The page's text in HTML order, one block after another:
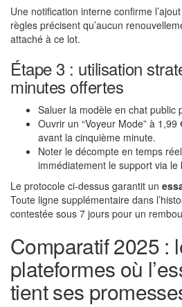
Une notification interne confirme
règles précisent qu’aucun
attaché à ce lot.
Étape 3 : utilisation
minutes offertes
Saluer la modèle en chat public
Ouvrir un “Voyeur Mode” à
avant la cinquième minute.
Noter le décompte en temps
immédiatement le support via le
Le protocole ci-dessus garantit un
Toute ligne supplémentaire dans
contestée sous 7 jours pour un
Comparatif 2025 :
plateformes où
tient ses